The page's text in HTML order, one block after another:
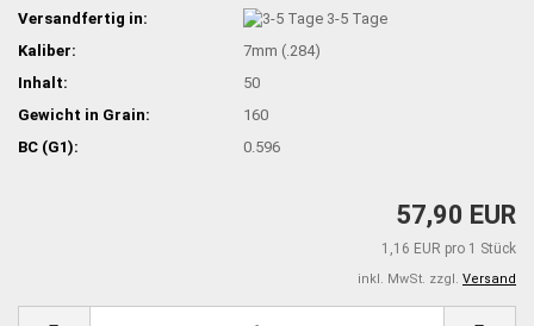
Versandfertig in:
3-5 Tage
Kaliber:
7mm (.284)
Inhalt:
50
Gewicht in Grain:
160
BC (G1):
0.596
57,90 EUR
1,16 EUR pro 1 Stück
inkl. MwSt. zzgl. Versand